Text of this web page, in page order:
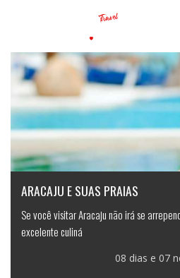
ARACAJU E SUAS PRAIAS
Se você visitar Aracaju não irá se
excelente culiná
08 dias e 07